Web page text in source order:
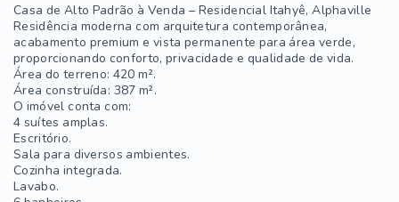
Casa de Alto Padrão à Venda – Residencial Itahyê, Alphaville
Residência moderna com arquitetura contemporânea,
acabamento premium e vista permanente para área verde,
proporcionando conforto, privacidade e qualidade de vida.
Área do terreno: 420 m².
Área construída: 387 m².
O imóvel conta com:
4 suítes amplas.
Escritório.
Sala para diversos ambientes.
Cozinha integrada.
Lavabo.